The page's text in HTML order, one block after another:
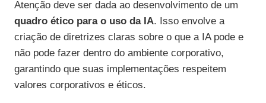
Atenção deve ser dada ao desenvolvimento de um
quadro ético para o uso da IA. Isso envolve a
criação de diretrizes claras sobre o que a IA pode e
não pode fazer dentro do ambiente corporativo,
garantindo que suas implementações respeitem
valores corporativos e éticos.